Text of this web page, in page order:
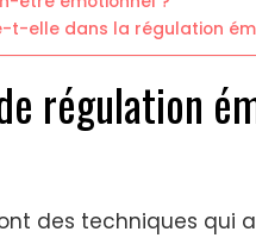
t-elle dans la régulation
régulation
des techniques qui